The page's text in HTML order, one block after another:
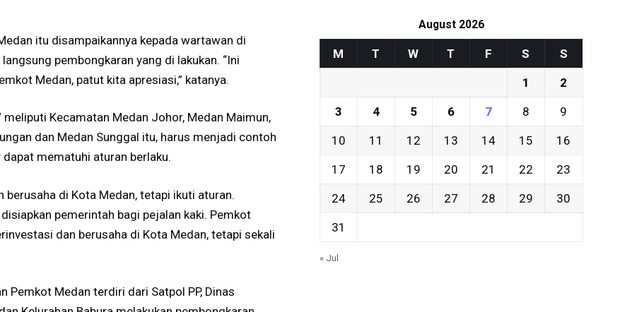
itu disampaikannya kepada wartawan di
pembongkaran yang di lakukan. “Ini
Medan, patut kita apresiasi,” katanya.
Kecamatan Medan Johor, Medan Maimun,
dan Medan Sunggal itu, harus menjadi contoh
mematuhi aturan berlaku.
berusaha di Kota Medan, tetapi ikuti aturan.
pemerintah bagi pejalan kaki. Pemkot
dan berusaha di Kota Medan, tetapi sekali
Pemkot Medan terdiri dari Satpol PP, Dinas
August 2026
M T W T F S S
1 2
3 4 5 6 7 8 9
10 11 12 13 14 15 16
17 18 19 20 21 22 23
24 25 26 27 28 29 30
31
« Jul